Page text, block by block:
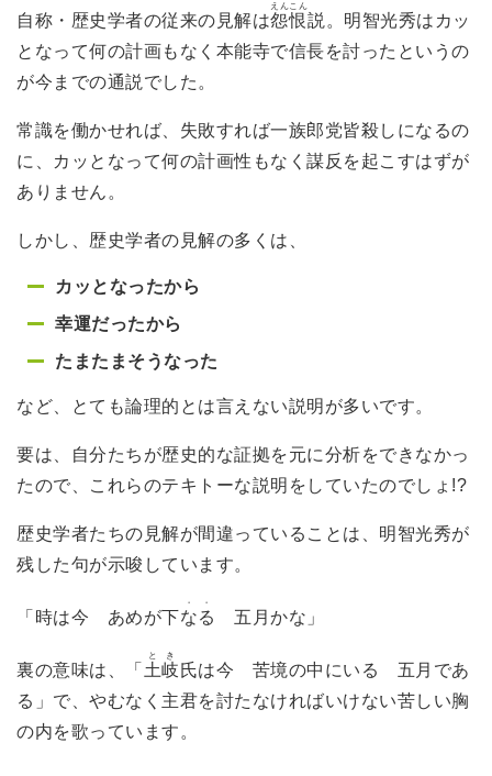
自称・歴史学者の従来の見解は怨恨
えんこん
説。明智光秀はカッ
となって何の計画もなく本能寺で信長を討ったというの
が今までの通説でした。
常識を働かせれば、失敗すれば一族郎党皆殺しになるの
に、カッとなって何の計画性もなく謀反を起こすはずが
ありません。
しかし、歴史学者の見解の多くは、
カッとなったから
幸運だったから
たまたまそうなった
など、とても論理的とは言えない説明が多いです。
要は、自分たちが歴史的な証拠を元に分析をできなかっ
たので、これらのテキトーな説明をしていたのでしょ!?
歴史学者たちの見解が間違っていることは、明智光秀が
残した句が示唆しています。
「時は今 あめが下なる
・・
五月かな」
裏の意味は、「 土岐
とき
氏は今 苦境の中にいる 五月であ
る」で、やむなく主君を討たなければいけない苦しい胸
の内を歌っています。